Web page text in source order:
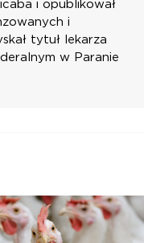
i opublikował
i
tytuł lekarza
w Paranie